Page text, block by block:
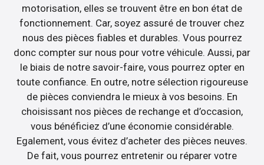
motorisation, elles se trouvent être en bon état de
fonctionnement. Car, soyez assuré de trouver chez
nous des pièces fiables et durables. Vous pourrez
donc compter sur nous pour votre véhicule. Aussi, par
le biais de notre savoir-faire, vous pourrez opter en
toute confiance. En outre, notre sélection rigoureuse
de pièces conviendra le mieux à vos besoins. En
choisissant nos pièces de rechange et d’occasion,
vous bénéficiez d’une économie considérable.
Egalement, vous évitez d’acheter des pièces neuves.
De fait, vous pourrez entretenir ou réparer votre